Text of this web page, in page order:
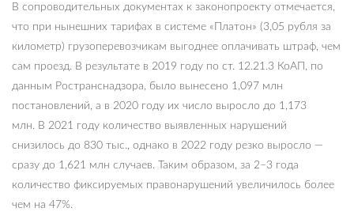
В сопроводительных документах к законопроекту отмечается,
что при нынешних тарифах в системе «Платон» (3,05 рубля за
километр) грузоперевозчикам выгоднее оплачивать штраф, чем
сам проезд. В результате в 2019 году по ст. 12.21.3 КоАП, по
данным Ространснадзора, было вынесено 1,097 млн
постановлений, а в 2020 году их число выросло до 1,173
млн. В 2021 году количество выявленных нарушений
снизилось до 830 тыс., однако в 2022 году резко выросло —
сразу до 1,621 млн случаев. Таким образом, за 2–3 года
количество фиксируемых правонарушений увеличилось более
чем на 47%.